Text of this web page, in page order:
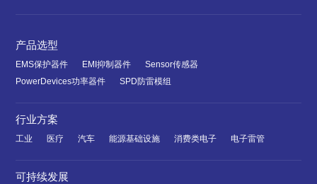
产品选型
EMS保护器件 EMI抑制器件
Sensor传感器
PowerDevices功率器件
SPD防雷模组
行业方案
工业 医疗 汽车 能源基础设施 消费类电子 电子雷管
可持续发展